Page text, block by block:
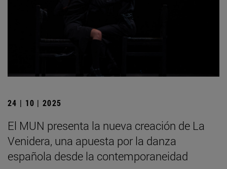
24 | 10 | 2025
El MUN presenta la nueva creación de La
Venidera, una apuesta por la danza
española desde la contemporaneidad